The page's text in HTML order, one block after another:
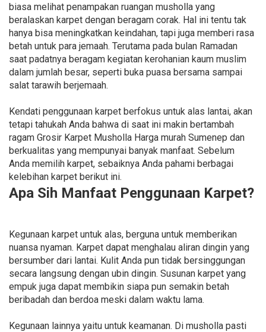
biasa melihat penampakan ruangan musholla yang
beralaskan karpet dengan beragam corak. Hal ini tentu tak
hanya bisa meningkatkan keindahan, tapi juga memberi rasa
betah untuk para jemaah. Terutama pada bulan Ramadan
saat padatnya beragam kegiatan kerohanian kaum muslim
dalam jumlah besar, seperti buka puasa bersama sampai
salat tarawih berjemaah.
Kendati penggunaan karpet berfokus untuk alas lantai, akan
tetapi tahukah Anda bahwa di saat ini makin bertambah
ragam Grosir Karpet Musholla Harga murah Sumenep dan
berkualitas yang mempunyai banyak manfaat. Sebelum
Anda memilih karpet, sebaiknya Anda pahami berbagai
kelebihan karpet berikut ini.
Apa Sih Manfaat Penggunaan Karpet?
Kegunaan karpet untuk alas, berguna untuk memberikan
nuansa nyaman. Karpet dapat menghalau aliran dingin yang
bersumber dari lantai. Kulit Anda pun tidak bersinggungan
secara langsung dengan ubin dingin. Susunan karpet yang
empuk juga dapat membikin siapa pun semakin betah
beribadah dan berdoa meski dalam waktu lama.
Kegunaan lainnya yaitu untuk keamanan. Di musholla pasti